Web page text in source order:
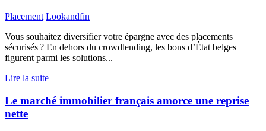
Placement Lookandfin
Vous souhaitez diversifier votre épargne avec des placements
sécurisés ? En dehors du crowdlending, les bons d’État belges
figurent parmi les solutions...
Lire la suite
Le marché immobilier français amorce une reprise
nette